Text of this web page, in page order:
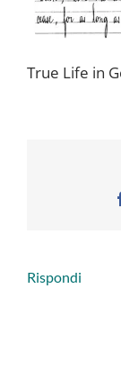
True Life in
Rispondi